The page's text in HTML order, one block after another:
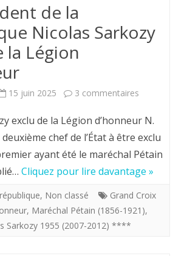
de la
Nicolas Sarkozy
la Légion
15 juin 2025 3 commentaires
président
de
la
République
exclu de la Légion d’honneur N.
chef de l’État à être exclu
ayant été le maréchal Pétain
Cliquez pour lire davantage »
, Non classé
Grand Croix
, Maréchal Pétain (1856-1921),
Sarkozy 1955 (2007-2012) ****